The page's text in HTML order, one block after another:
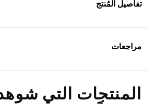
تفاصيل المُنتج
مراجعات
المنتجات التي